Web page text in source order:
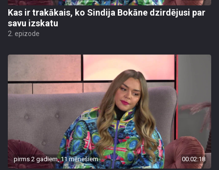
Kas ir trakākais, ko Sindija Bokāne dzirdējusi par
savu izskatu
2. epizode
pirms 2 gadiem, 11 mēnešiem 00:02:18